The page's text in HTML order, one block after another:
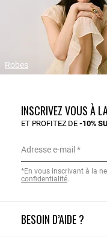
Robes
BESOIN D’AIDE ?
INSCRIVEZ VOUS À
ET PROFITEZ DE-10%
Adresse e-mail
*En vous inscrivant à la
confidentialité.